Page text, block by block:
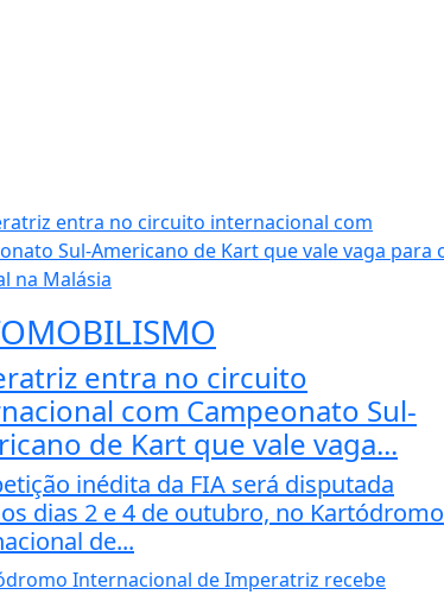
entra no circuito
com Campeonato Sul-
de Kart que vale vaga...
inédita da FIA será disputada
dias 2 e 4 de outubro, no Kartódromo
de...